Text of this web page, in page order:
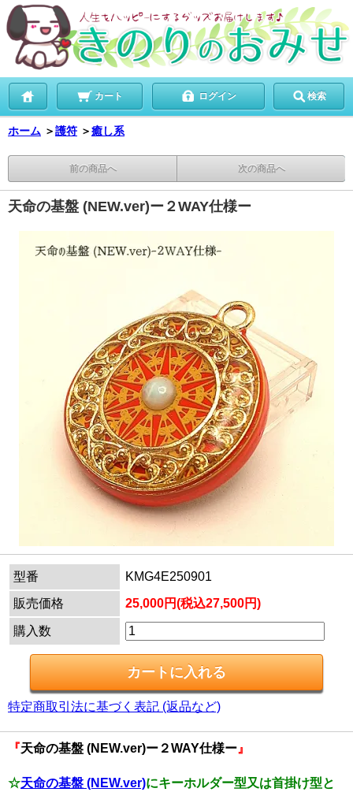
カート ログイン 検索
ホーム ＞護符 ＞癒し系
前の商品へ 次の商品へ
天命の基盤 (NEW.ver)ー２WAY仕様ー
型番
KMG4E250901
販売価格
25,000円(税込27,500円)
購入数
特定商取引法に基づく表記 (返品など)
『天命の基盤 (NEW.ver)ー２WAY仕様ー 』
☆天命の基盤 (NEW.ver)にキーホルダー型又は首掛け型と